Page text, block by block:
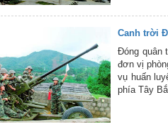
Canh trời
Đóng quân
đơn vị
vụ huấn
phía Tây
khăn,